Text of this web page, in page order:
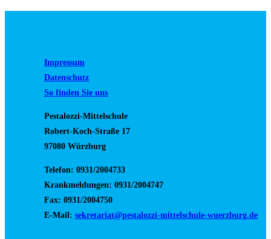
Impressum
Datenschutz
So finden Sie uns
Pestalozzi-Mittelschule
Robert-Koch-Straße 17
97080 Würzburg
Telefon: 0931/2004733
Krankmeldungen: 0931/2004747
Fax: 0931/2004750
E-Mail: sekretariat@pestalozzi-mittelschule-wuerzburg.de